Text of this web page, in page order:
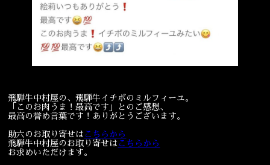
飛騨牛中村屋の、飛騨牛イチボのミルフィーユ。
「このお肉うま！最高です」とのご感想、
最高の誉め言葉です！ありがとうございます。
助六のお取り寄せは こちらから
飛騨牛中村屋のお取り寄せは こちらから
お求めいただけます。